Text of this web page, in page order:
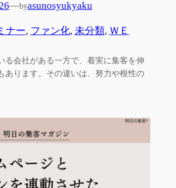
—byasunosyukyaku
ナー, ファン化, 未分類, ＷＥ
る会社がある一方で、着実に集客を伸
あります。その違いは、努力や根性の